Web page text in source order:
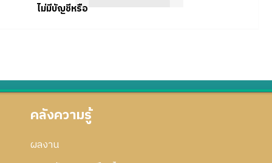
ไม่มีบัญชีหรือ
คลังความรู้
ผลงาน